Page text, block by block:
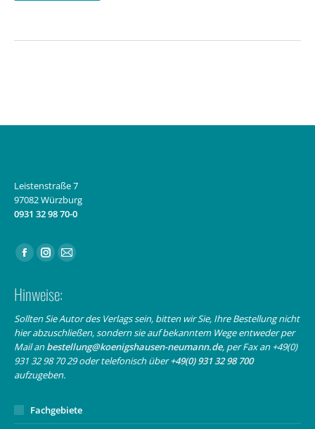
Leistenstraße 7
97082 Würzburg
0931 32 98 70-0
Finden Sie uns auf:
Facebook
opens
in
new
window
Instagram
opens
in
new
window
E-
opens
in
new
Hinweise:
Sollten Sie Autor des Verlags sein, bitten wir Sie, Ihre Bestellung nicht
hier abzuschließen, sondern sie auf bekanntem Wege entweder per
Mail anbestellung@koenigshausen-neumann.de, per Fax an +49(0)
931 32 98 70 29 oder telefonisch über+49(0) 931 32 98 700
aufzugeben.
Fachgebiete